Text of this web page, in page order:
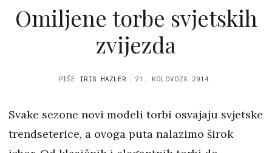
Omiljene torbe svjetskih
zvijezda
PIŠE IRIS HAZLER 21. KOLOVOZA 2014.
Svake sezone novi modeli torbi osvajaju svjetske
trendseterice, a ovoga puta nalazimo širok